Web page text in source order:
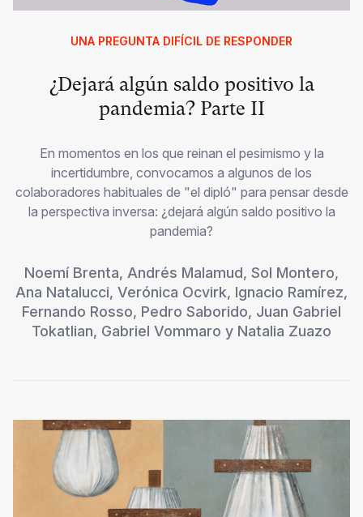
UNA PREGUNTA DIFÍCIL DE RESPONDER
¿Dejará algún saldo positivo la
pandemia? Parte II
En momentos en los que reinan el pesimismo y la
incertidumbre, convocamos a algunos de los
colaboradores habituales de "el dipló" para pensar desde
la perspectiva inversa: ¿dejará algún saldo positivo la
pandemia?
Noemí Brenta, Andrés Malamud, Sol Montero,
Ana Natalucci, Verónica Ocvirk, Ignacio Ramírez,
Fernando Rosso, Pedro Saborido, Juan Gabriel
Tokatlian, Gabriel Vommaro y Natalia Zuazo